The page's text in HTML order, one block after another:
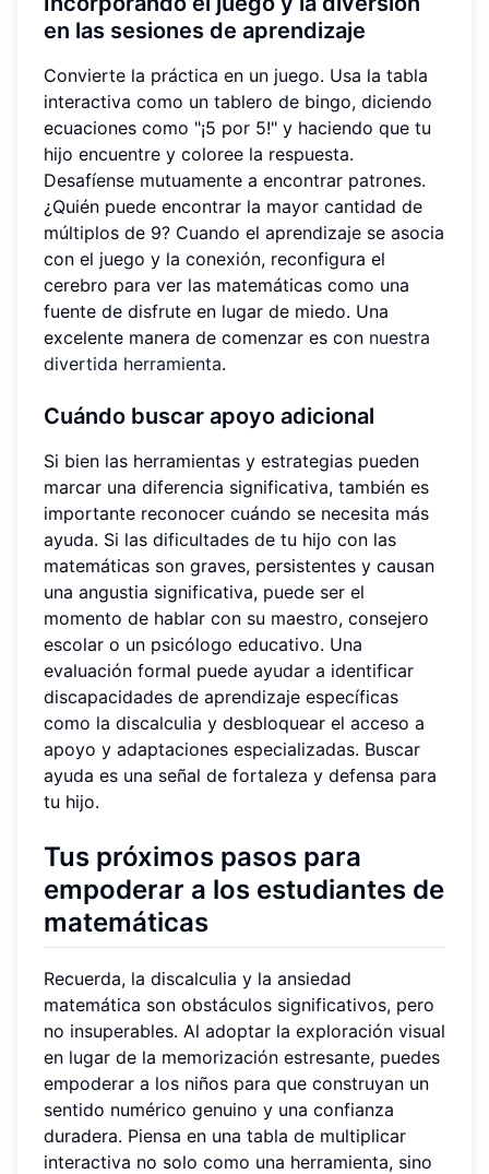
en las sesiones de aprendizaje
Convierte la práctica en un juego. Usa la tabla
interactiva como un tablero de bingo, diciendo
ecuaciones como "¡5 por 5!" y haciendo que tu
hijo encuentre y coloree la respuesta.
Desafíense mutuamente a encontrar patrones.
¿Quién puede encontrar la mayor cantidad de
múltiplos de 9? Cuando el aprendizaje se asocia
con el juego y la conexión, reconfigura el
cerebro para ver las matemáticas como una
fuente de disfrute en lugar de miedo. Una
excelente manera de comenzar es con nuestra
divertida herramienta.
Cuándo buscar apoyo adicional
Si bien las herramientas y estrategias pueden
marcar una diferencia significativa, también es
importante reconocer cuándo se necesita más
ayuda. Si las dificultades de tu hijo con las
matemáticas son graves, persistentes y causan
una angustia significativa, puede ser el
momento de hablar con su maestro, consejero
escolar o un psicólogo educativo. Una
evaluación formal puede ayudar a identificar
discapacidades de aprendizaje específicas
como la discalculia y desbloquear el acceso a
apoyo y adaptaciones especializadas. Buscar
ayuda es una señal de fortaleza y defensa para
tu hijo.
Tus próximos pasos para
empoderar a los estudiantes de
matemáticas
Recuerda, la discalculia y la ansiedad
matemática son obstáculos significativos, pero
no insuperables. Al adoptar la exploración visual
en lugar de la memorización estresante, puedes
empoderar a los niños para que construyan un
sentido numérico genuino y una confianza
duradera. Piensa en una tabla de multiplicar
interactiva no solo como una herramienta, sino